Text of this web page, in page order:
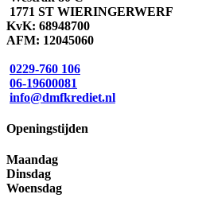
1771 ST WIERINGERWERF
KvK: 68948700
AFM: 12045060
0229-760 106
06-19600081
info@dmfkrediet.nl
Openingstijden
Maandag
Dinsdag
Woensdag